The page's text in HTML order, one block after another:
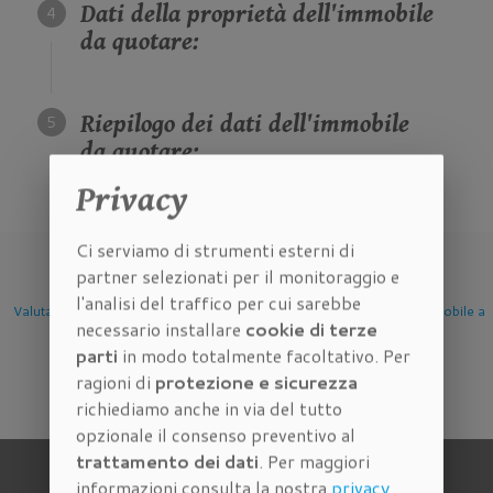
Dati della proprietà dell'immobile
da quotare:
Riepilogo dei dati dell'immobile
da quotare:
Immobile
Valutazione Immobile a
Firenze
Valutazione Immobile a
Scandicci
Privacy
Ci serviamo di strumenti esterni di
partner selezionati per il monitoraggio e
l'analisi del traffico per cui sarebbe
necessario installare cookie di terze
parti in modo totalmente facoltativo. Per
ragioni di protezione e sicurezza
richiediamo anche in via del tutto
opzionale il consenso preventivo al
trattamento dei dati. Per maggiori
informazioni consulta la nostra privacy